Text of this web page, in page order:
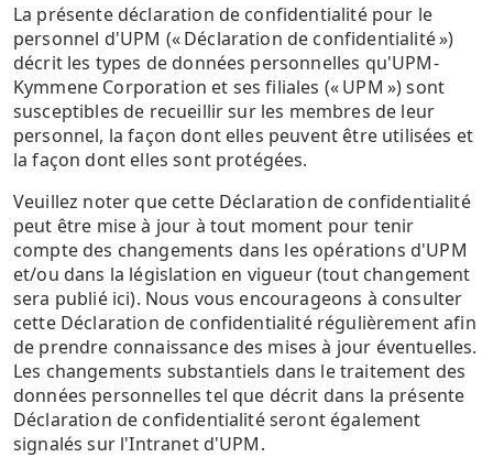
La présente déclaration de confidentialité pour le
personnel d'UPM (« Déclaration de confidentialité »)
décrit les types de données personnelles qu'UPM-
Kymmene Corporation et ses filiales (« UPM ») sont
susceptibles de recueillir sur les membres de leur
personnel, la façon dont elles peuvent être utilisées et
la façon dont elles sont protégées.
Veuillez noter que cette Déclaration de confidentialité
peut être mise à jour à tout moment pour tenir
compte des changements dans les opérations d'UPM
et/ou dans la législation en vigueur (tout changement
sera publié ici). Nous vous encourageons à consulter
cette Déclaration de confidentialité régulièrement afin
de prendre connaissance des mises à jour éventuelles.
Les changements substantiels dans le traitement des
données personnelles tel que décrit dans la présente
Déclaration de confidentialité seront également
signalés sur l'Intranet d'UPM.